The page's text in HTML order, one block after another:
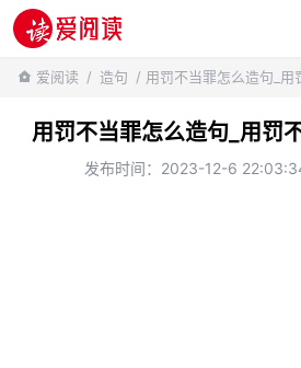
百科知识
爱阅读 / 造句 / 用罚不当罪怎么造句_用
用罚不当罪怎么造句_用罚
发布时间：2023-12-6